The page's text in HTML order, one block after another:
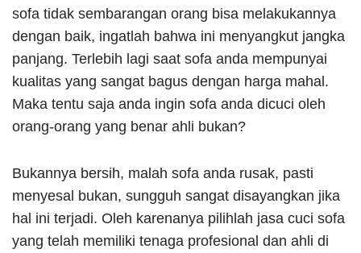
sofa tidak sembarangan orang bisa melakukannya
dengan baik, ingatlah bahwa ini menyangkut jangka
panjang. Terlebih lagi saat sofa anda mempunyai
kualitas yang sangat bagus dengan harga mahal.
Maka tentu saja anda ingin sofa anda dicuci oleh
orang-orang yang benar ahli bukan?
Bukannya bersih, malah sofa anda rusak, pasti
menyesal bukan, sungguh sangat disayangkan jika
hal ini terjadi. Oleh karenanya pilihlah jasa cuci sofa
yang telah memiliki tenaga profesional dan ahli di